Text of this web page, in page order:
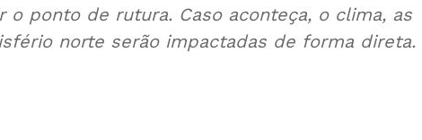
o ponto de rutura. Caso aconteça, o clima, as
norte serão impactadas de forma direta.